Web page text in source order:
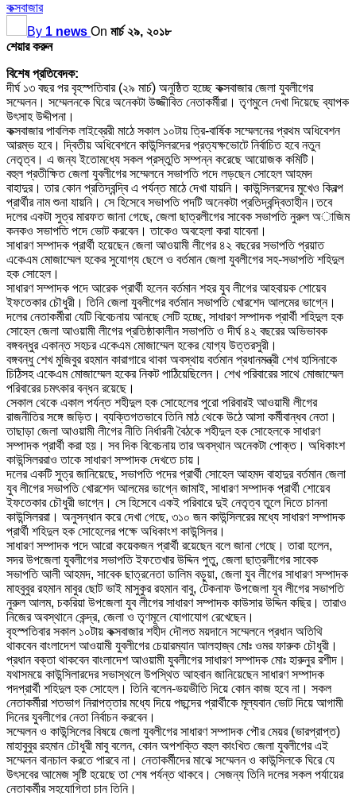
কক্সবাজার
By 1 news On মার্চ ২৯, ২০১৮
শেয়ার করুন
বিশেষ প্রতিবেদক:
দীর্ঘ ১৩ বছর পর বৃহস্পতিবার (২৯ মার্চ) অনুষ্ঠিত হচ্ছে কক্সবাজার জেলা যুবলীগের
সম্মেলন। সম্মেলনকে ঘিরে অনেকটা উজ্জীবিত নেতাকর্মীরা। তৃণমুলে দেখা দিয়েছে ব্যাপক
উৎসাহ উদ্দীপনা।
কক্সবাজার পাবলিক লাইব্রেরী মাঠে সকাল ১০টায় ত্রি-বার্ষিক সম্মেলনের প্রথম অধিবেশন
আরম্ভ হবে। দ্বিতীয় অধিবেশনে কাউন্সিলরদের প্রত্যক্ষভোটে নির্বাচিত হবে নতুন
নেতৃত্ব। এ জন্য ইতোমধ্যে সকল প্রস্তুতি সম্পন্ন করেছে আয়োজক কমিটি।
বহুল প্রতীক্ষিত জেলা যুবলীগের সম্মেলনে সভাপতি পদে লড়ছেন সোহেল আহমদ
বাহাদুর। তার কোন প্রতিদ্বন্দ্বি এ পর্যন্ত মাঠে দেখা যায়নি। কাউন্সিলরদের মুখেও কিবল্প
প্রার্থীর নাম শুনা যায়নি। সে হিসেবে সভাপতি পদটি অনেকটা প্রতিদ্বন্দ্বিতাহীন।তবে
দলের একটা সুত্র মারফত জানা গেছে, জেলা ছাত্রলীগের সাবেক সভাপতি নুরুল অাজিম
কনকও সভাপতি পদে ভোট করবেন। তাকেও অবহেলা করা যাবেনা।
সাধারণ সম্পাদক প্রার্থী হয়েছেন জেলা আওয়ামী লীগের ৪২ বছরের সভাপতি প্রয়াত
একেএম মোজাম্মেল হকের সুযোগ্য ছেলে ও বর্তমান জেলা যুবলীগের সহ-সভাপতি শহিদুল
হক সোহেল।
সাধারণ সম্পাদক পদে আরেক প্রার্থী হলেন বর্তমান শহর যুব লীগের আহবায়ক শোয়েব
ইফতেকার চৌধুরী। তিনি জেলা যুবলীগের বর্তমান সভাপতি খোরশেদ আলমের ভাগ্নে।
দলের নেতাকর্মীরা যেটি বিবেচনায় আনছে সেটি হচ্ছে, সাধারণ সম্পাদক প্রার্থী শহিদুল হক
সোহেল জেলা আওয়ামী লীগের প্রতিষ্ঠাকালীন সভাপতি ও দীর্ঘ ৪২ বছরের অভিভাবক
বঙ্গবন্ধুর একান্ত সহচর একেএম মোজাম্মেল হকের যোগ্য উত্তরসুরী।
বঙ্গবন্ধু শেখ মুজিবুর রহমান কারাগারে থাকা অবস্থায় বর্তমান প্রধানমন্ত্রী শেখ হাসিনাকে
চিঠিসহ একেএম মোজাম্মেল হকের নিকট পাঠিয়েছিলেন। শেখ পরিবারের সাথে মোজাম্মেল
পরিবারের চমৎকার বন্ধন রয়েছে।
সেকাল থেকে একাল পর্যন্ত শহীদুল হক সোহেলের পুরো পরিবারই আওয়ামী লীগের
রাজনীতির সঙ্গে জড়িত। ব্যক্তিগতভাবে তিনি মাঠ থেকে উঠে আসা কর্মীবান্ধব নেতা।
তাছাড়া জেলা আওয়ামী লীগের নীতি নির্ধারনী বৈঠকে শহীদুল হক সোহেলকে সাধারণ
সম্পাদক প্রার্থী করা হয়। সব দিক বিবেচনায় তার অবস্থান অনেকটা পোক্ত। অধিকাংশ
কাউন্সিলররাও তাকে সাধারণ সম্পাদক দেখতে চায়।
দলের একটি সুত্র জানিয়েছে, সভাপতি পদের প্রার্থী সোহেল আহমদ বাহাদুর বর্তমান জেলা
যুব লীগের সভাপতি খোরশেদ আলমের ভাগ্নে জামাই, সাধারণ সম্পাদক প্রার্থী শোয়েব
ইফতেকার চৌধুরী ভাগ্নে। সে হিসেবে একই পরিবারে দুই নেতৃত্ব তুলে দিতে চাননা
কাউন্সিলররা। অনুসন্ধান করে দেখা গেছে, ৩১০ জন কাউন্সিলরের মধ্যে সাধারণ সম্পাদক
প্রার্থী শহিদুল হক সোহেলের পক্ষে অধিকাংশ কাউন্সিলর।
সাধারণ সম্পাদক পদে আরো কয়েকজন প্রার্থী রয়েছেন বলে জানা গেছে। তারা হলেন,
সদর উপজেলা যুবলীগের সভাপতি ইফতেখার উদ্দিন পুতু, জেলা ছাত্রলীগের সাবেক
সভাপতি আলী আহমদ, সাবেক ছাত্রনেতা ডালিম বড়ুয়া, জেলা যুব লীগের সাধারণ সম্পাদক
মাহবুবুর রহমান মাবুর ছোট ভাই মাসুকুর রহমান বাবু, টেকনাফ উপজেলা যুব লীগের সভাপতি
নুরুল আলম, চকরিয়া উপজেলা যুব লীগের সাধারণ সম্পাদক কাউসার উদ্দিন কছির। তারাও
নিজের অবস্থানে কেন্দ্র, জেলা ও তৃণমূলে যোগাযোগ রেখেছেন।
বৃহস্পতিবার সকাল ১০টায় কক্সবাজার শহীদ দৌলত ময়দানে সম্মেলনে প্রধান অতিথি
থাকবেন বাংলাদেশ আওয়ামী যুবলীগের চেয়ারম্যান আলহাজ্ব মোঃ ওমর ফারুক চৌধুরী।
প্রধান বক্তা থাকবেন বাংলাদেশ আওয়ামী যুবলীগের সাধারণ সম্পাদক মোঃ হারুনুর রশীদ।
যথাসময়ে কাউন্সিলারদের সভাস্থলে উপস্থিত আহবান জানিয়েছেন সাধারণ সম্পাদক
পদপ্রার্থী শহিদুল হক সোহেল। তিনি বলেন-ভয়ভীতি দিয়ে কোন কাজ হবে না। সকল
নেতাকর্মীরা শতভাগ নিরাপত্তার মধ্যে দিয়ে পছন্দের প্রার্থীকে মূল্যবান ভোট দিয়ে আগামী
দিনের যুবলীগের নেতা নির্বাচন করবেন।
সম্মেলন ও কাউন্সিলের বিষয়ে জেলা যুবলীগের সাধারণ সম্পাদক পৌর মেয়র (ভারপ্রাপ্ত)
মাহাবুবুর রহমান চৌধুরী মাবু বলেন, কোন অপশক্তি বহুল কাংখিত জেলা যুবলীগের এই
সম্মেলন বানচাল করতে পারবে না। নেতাকর্মীদের মাঝে সম্মেলন ও কাউন্সিলকে ঘিরে যে
উৎসবের আমেজ সৃষ্টি হয়েছে তা শেষ পর্যন্ত থাকবে। সেজন্য তিনি দলের সকল পর্যায়ের
নেতাকর্মীর সহযোগিতা চান তিনি।